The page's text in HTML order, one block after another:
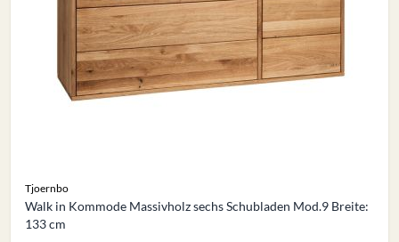
Tjoernbo
Walk in Kommode Massivholz sechs Schubladen Mod.9 Breite:
133 cm